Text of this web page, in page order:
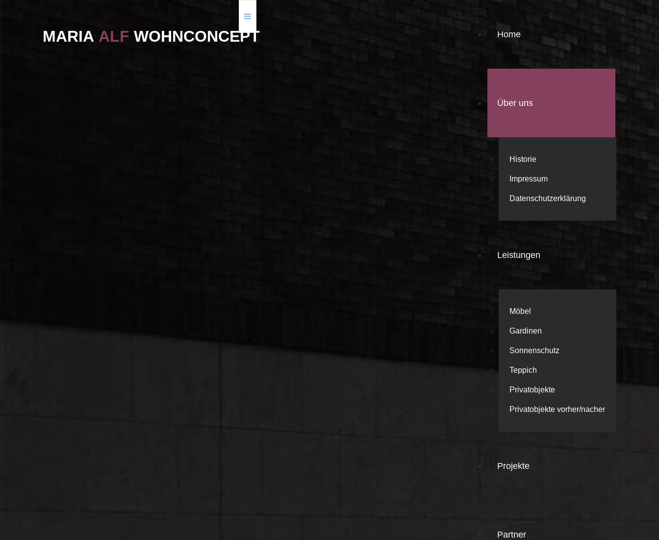
MARIA ALF WOHNCONCEPT Home
Über uns
Historie
Impressum
Datenschutzerklärung
Leistungen
Möbel
Gardinen
Sonnenschutz
Teppich
Privatobjekte
Privatobjekte vorher/nacher
Projekte
Partner